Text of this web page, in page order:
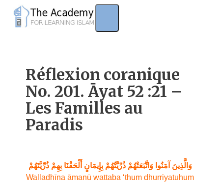
Skip
Réflexion coranique
No. 201. Āyat 52 :21 –
Les Familles au
Paradis
وَالَّذِينَ آمَنُوا وَاتَّبَعَتْهُمْ ذُرِّيَّتُهُمْ بِإِيمَانٍ أَلْحَقْنَا بِهِمْ ذُرِّيَّتَهُمْ
Walladhīna āmanū wattaba ‘thum dhurriyatuhum